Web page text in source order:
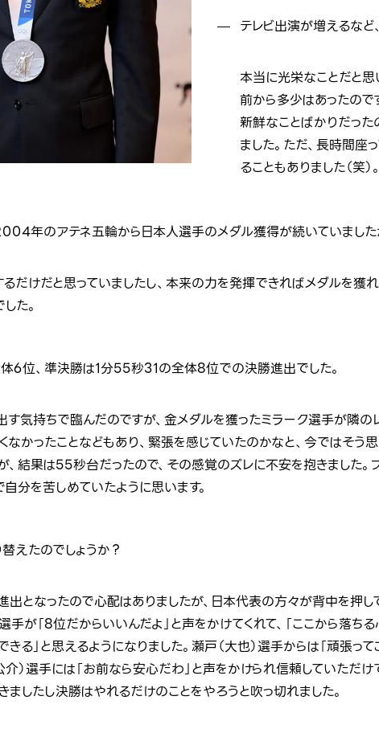
テレビ出演が増えるなど
本当に光栄なことだと思
前から多少はあったので
新鮮なことばかりだった
ました。ただ、長時間座
ることもありました（笑）。
年のアテネ五輪から日本人選手のメダル獲得が続いていました
だけだと思っていましたし、本来の力を発揮できればメダルを獲
た。
6位、準決勝は1分55秒31の全体8位での決勝進出でした。
す気持ちで臨んだのですが、金メダルを獲ったミラーク選手が隣
なかったことなどもあり、緊張を感じていたのかなと、今ではそう
結果は55秒台だったので、その感覚のズレに不安を抱きました。
分を苦しめていたように思います。
えたのでしょうか？
出となったので心配はありましたが、日本代表の方々が背中を押し
手が「8位だからいいんだよ」と声をかけてくれて、「ここから落
る」と思えるようになりました。瀬戸（大也）選手からは「頑張っ
）選手には「お前なら安心だわ」と声をかけられ信頼していただけ
したし決勝はやれるだけのことをやろうと吹っ切れました。